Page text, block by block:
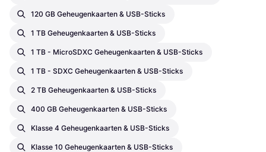
120 GB Geheugenkaarten & USB-Sticks
1 TB Geheugenkaarten & USB-Sticks
1 TB - MicroSDXC Geheugenkaarten & USB-Sticks
1 TB - SDXC Geheugenkaarten & USB-Sticks
2 TB Geheugenkaarten & USB-Sticks
400 GB Geheugenkaarten & USB-Sticks
Klasse 4 Geheugenkaarten & USB-Sticks
Klasse 10 Geheugenkaarten & USB-Sticks